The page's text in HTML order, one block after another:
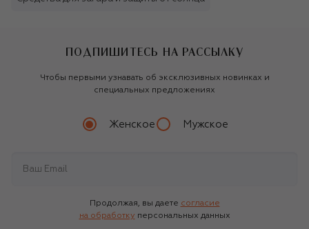
ПОДПИШИТЕСЬ НА РАССЫЛКУ
Чтобы первыми узнавать об эксклюзивных новинках и
специальных предложениях
Женское Мужское
Продолжая, вы даете согласие
на обработку персональных данных